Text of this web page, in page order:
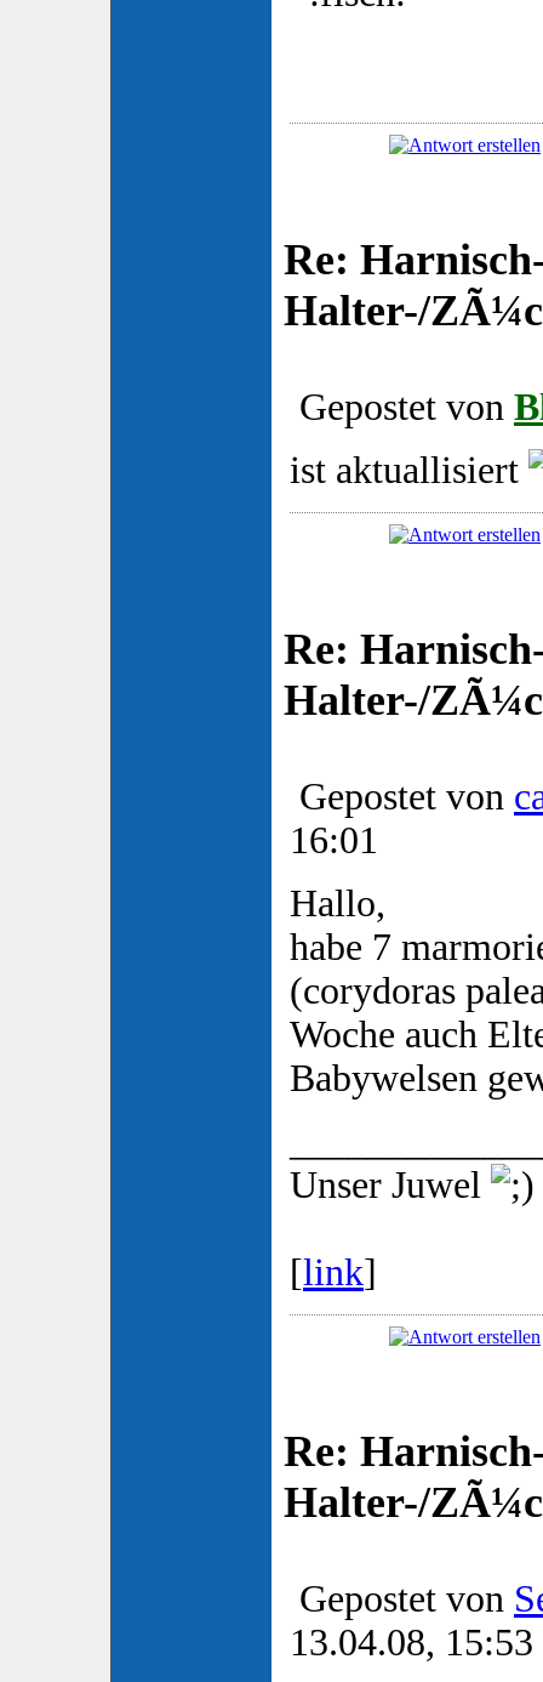
Re:
Halter-/
Gepostet von
ist aktuallisiert
Re:
Halter-/
Gepostet von
16:01
Hallo,
habe 7
(corydoras
Woche auch
Babywelsen
Unser Juwel
[link]
Re:
Halter-/
Gepostet von
13.04.08, 15:53